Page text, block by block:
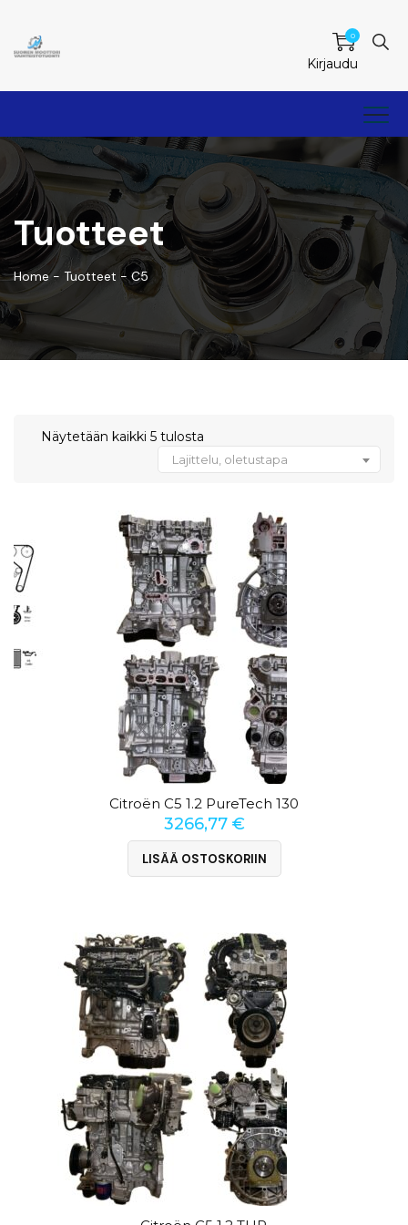
0
Kirjaudu
Tuotteet
Home- Tuotteet -C5
Näytetään kaikki 5 tulosta
Lajittelu, oletustapa
Citroën C5 1.2 PureTech 130
3266,77 €
LISÄÄ OSTOSKORIIN